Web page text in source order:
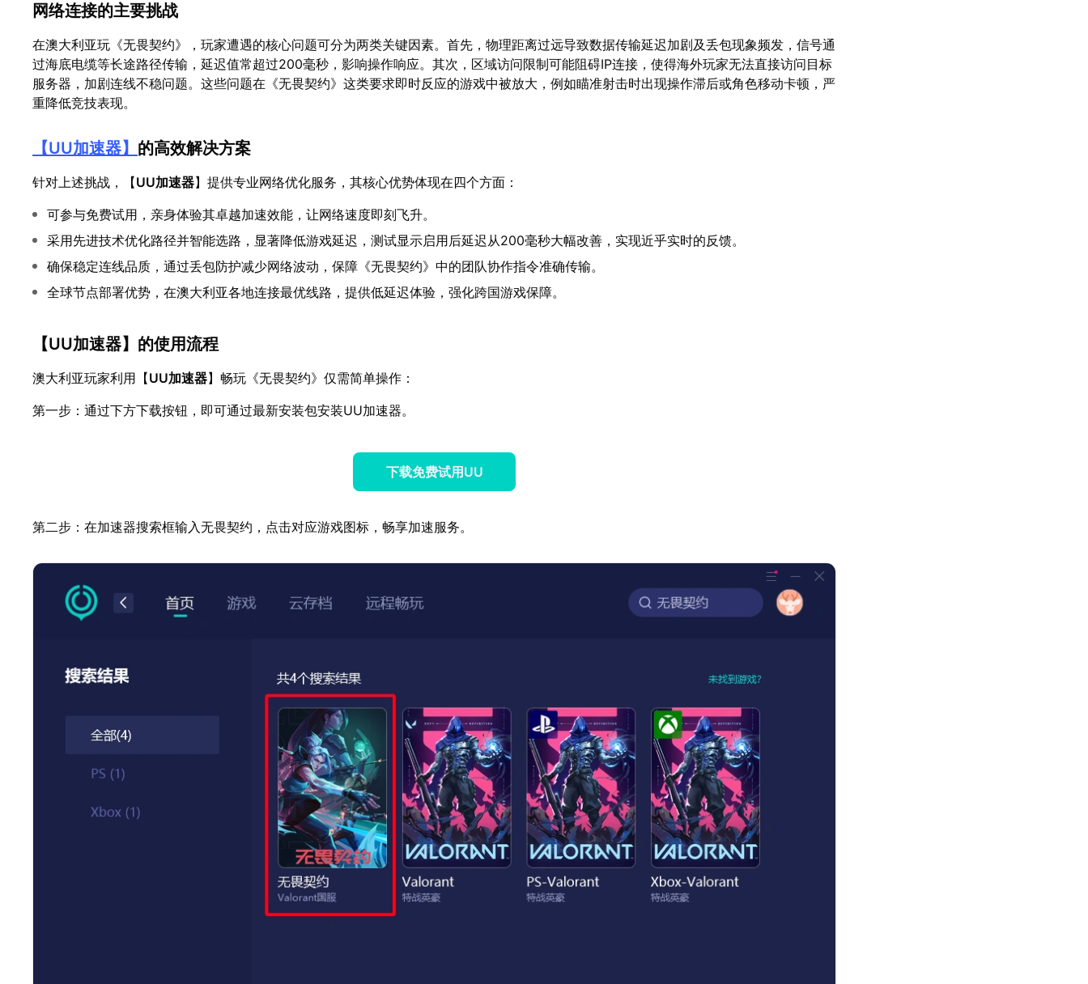
网络连接的主要挑战
在澳大利亚玩《无畏契约》，玩家遭遇的核心问题可分为两类关键因素。首先，物理距离过远导致数据传输延迟加剧及丢包现象频发，信号通
过海底电缆等长途路径传输，延迟值常超过200毫秒，影响操作响应。其次，区域访问限制可能阻碍IP连接，使得海外玩家无法直接访问目标
服务器，加剧连线不稳问题。这些问题在《无畏契约》这类要求即时反应的游戏中被放大，例如瞄准射击时出现操作滞后或角色移动卡顿，严
重降低竞技表现。
【UU加速器】 的高效解决方案
针对上述挑战，【UU加速器】提供专业网络优化服务，其核心优势体现在四个方面：
可参与免费试用，亲身体验其卓越加速效能，让网络速度即刻飞升。
采用先进技术优化路径并智能选路，显著降低游戏延迟，测试显示启用后延迟从200毫秒大幅改善，实现近乎实时的反馈。
确保稳定连线品质，通过丢包防护减少网络波动，保障《无畏契约》中的团队协作指令准确传输。
全球节点部署优势，在澳大利亚各地连接最优线路，提供低延迟体验，强化跨国游戏保障。
【UU加速器】的使用流程
澳大利亚玩家利用【UU加速器】畅玩《无畏契约》仅需简单操作：
第一步：通过下方下载按钮，即可通过最新安装包安装UU加速器。
下载免费试用UU
第二步：在加速器搜索框输入无畏契约，点击对应游戏图标，畅享加速服务。